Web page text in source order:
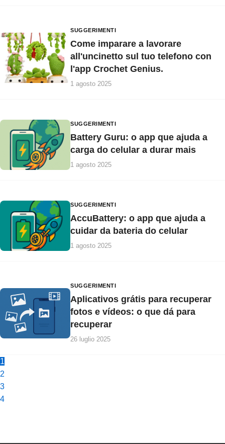
SUGGERIMENTI
Come imparare a lavorare
all'uncinetto sul tuo telefono con
l'app Crochet Genius.
1 agosto 2025
SUGGERIMENTI
Battery Guru: o app que ajuda a
carga do celular a durar mais
1 agosto 2025
SUGGERIMENTI
AccuBattery: o app que ajuda a
cuidar da bateria do celular
1 agosto 2025
SUGGERIMENTI
Aplicativos grátis para recuperar
fotos e vídeos: o que dá para
recuperar
26 luglio 2025
1
2
3
4